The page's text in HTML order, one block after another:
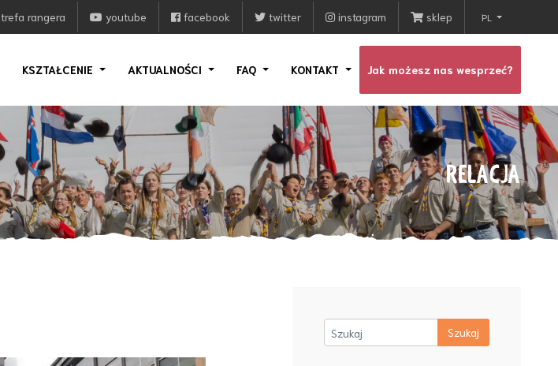
rangera youtube facebook twitter instagram sklep PL
KSZTAŁCENIE AKTUALNOŚCI FAQ KONTAKT Jak możesz nas wesprzeć?
RELACJA